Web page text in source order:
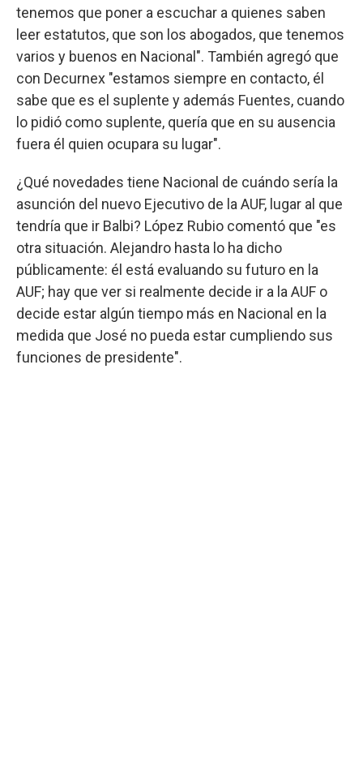
tenemos que poner a escuchar a quienes saben
leer estatutos, que son los abogados, que tenemos
varios y buenos en Nacional". También agregó que
con Decurnex "estamos siempre en contacto, él
sabe que es el suplente y además Fuentes, cuando
lo pidió como suplente, quería que en su ausencia
fuera él quien ocupara su lugar".
¿Qué novedades tiene Nacional de cuándo sería la
asunción del nuevo Ejecutivo de la AUF, lugar al que
tendría que ir Balbi? López Rubio comentó que "es
otra situación. Alejandro hasta lo ha dicho
públicamente: él está evaluando su futuro en la
AUF; hay que ver si realmente decide ir a la AUF o
decide estar algún tiempo más en Nacional en la
medida que José no pueda estar cumpliendo sus
funciones de presidente".